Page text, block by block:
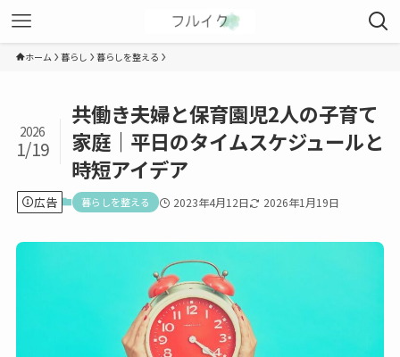
ホーム 暮らし 暮らしを整える
共働き夫婦と保育園児2人の子育て
家庭｜平日のタイムスケジュールと
時短アイデア
2026
1/19
広告 暮らしを整える 2023年4月12日 2026年1月19日